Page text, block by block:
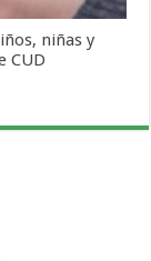
niñas y
CUD